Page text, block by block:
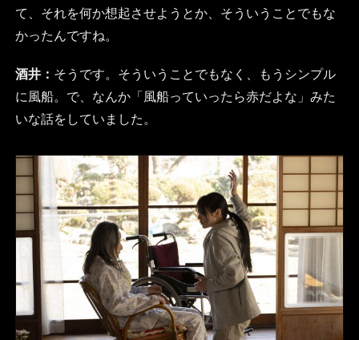
て、それを何か想起させようとか、そういうことでもな
かったんですね。
酒井： そうです。そういうことでもなく、もうシンプル
に風船。で、なんか「風船っていったら赤だよな」みた
いな話をしていました。